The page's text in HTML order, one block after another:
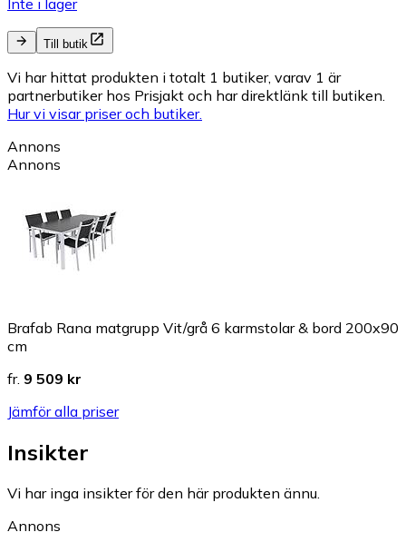
Till butik
Vi har hittat produkten i totalt 1 butiker, varav 1 är
partnerbutiker hos Prisjakt och har direktlänk till butiken.
Hur vi visar priser och butiker.
Annons
Annons
Brafab Rana matgrupp Vit/grå 6 karmstolar & bord 200x90
cm
fr. 9 509 kr
Jämför alla priser
Insikter
Vi har inga insikter för den här produkten ännu.
Annons